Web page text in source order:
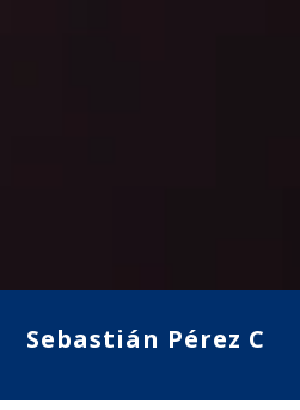
Sebastián Pérez C